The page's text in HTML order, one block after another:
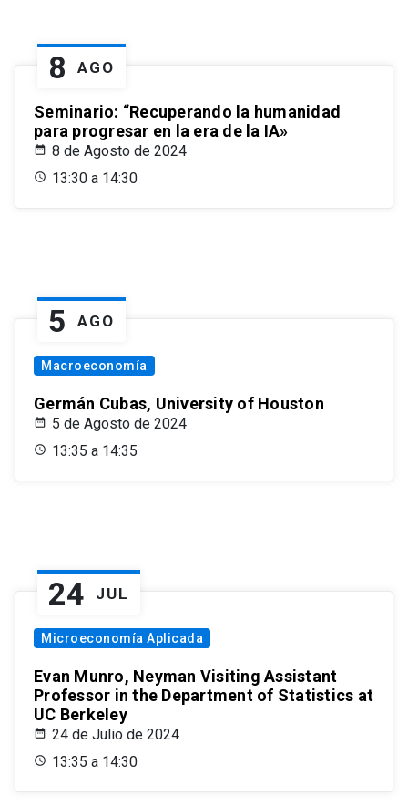
8 AGO
Seminario: “Recuperando la humanidad
para progresar en la era de la IA»
8 de Agosto de 2024
13:30 a 14:30
5 AGO
Macroeconomía
Germán Cubas, University of Houston
5 de Agosto de 2024
13:35 a 14:35
24 JUL
Microeconomía Aplicada
Evan Munro, Neyman Visiting Assistant
Professor in the Department of Statistics at
UC Berkeley
24 de Julio de 2024
13:35 a 14:30